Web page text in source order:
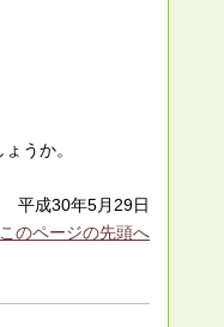
うか。
平成30年5月29日
このページの先頭へ